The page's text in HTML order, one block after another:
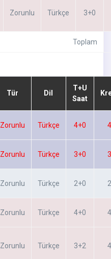
Zorunlu Türkçe 3+0
Toplam
Tür Dil
T+U
Saat
Zorunlu Türkçe 4+0 4
Zorunlu Türkçe 3+0 3
Zorunlu Türkçe 2+0 2
Zorunlu Türkçe 4+0 4
Zorunlu Türkçe 3+2 4